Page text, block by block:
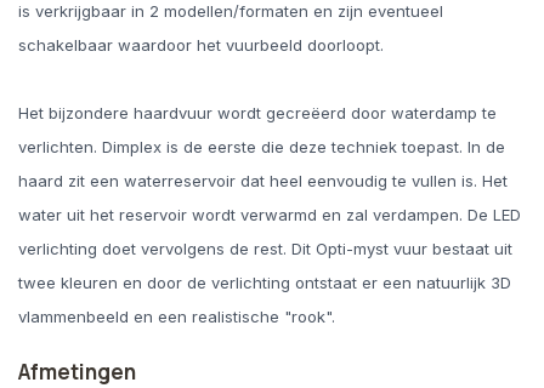
is verkrijgbaar in 2 modellen/formaten en zijn eventueel
schakelbaar waardoor het vuurbeeld doorloopt.
Het bijzondere haardvuur wordt gecreëerd door waterdamp te
verlichten. Dimplex is de eerste die deze techniek toepast. In de
haard zit een waterreservoir dat heel eenvoudig te vullen is. Het
water uit het reservoir wordt verwarmd en zal verdampen. De LED
verlichting doet vervolgens de rest. Dit Opti-myst vuur bestaat uit
twee kleuren en door de verlichting ontstaat er een natuurlijk 3D
vlammenbeeld en een realistische "rook".
Afmetingen